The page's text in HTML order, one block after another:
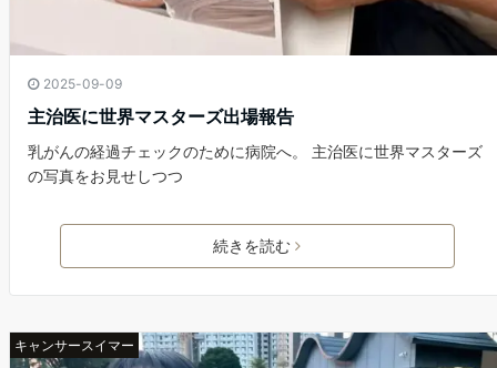
2025-09-09
主治医に世界マスターズ出場報告
乳がんの経過チェックのために病院へ。 主治医に世界マスターズ
の写真をお見せしつつ
続きを読む
キャンサースイマー